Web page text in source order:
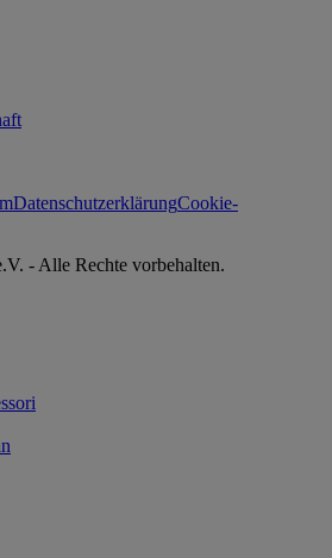
DatenschutzerklärungCookie-
- Alle Rechte vorbehalten.